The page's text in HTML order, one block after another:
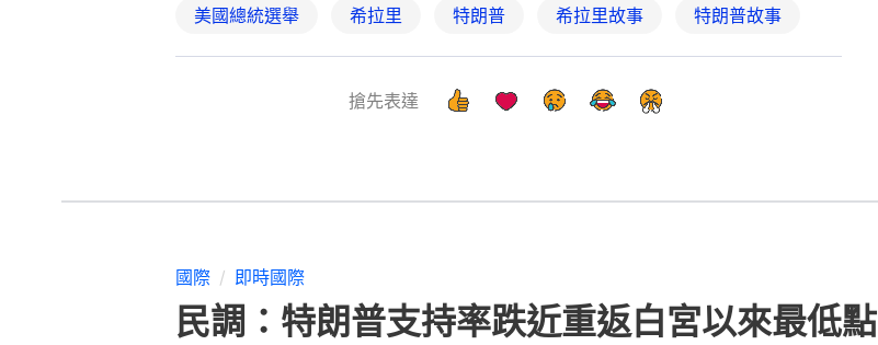
美國總統選舉 希拉里 特朗普 希拉里故事 特朗普故事
搶先表達
國際 即時國際
民調：特朗普支持率跌近重返白宮以來最低點